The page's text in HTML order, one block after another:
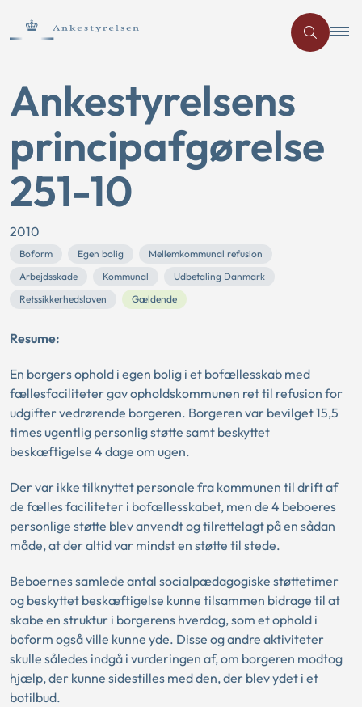
Ankestyrelsens
principafgørelse
251-10
2010
Boform Egen bolig
Mellemkommunal refusion
Arbejdsskade
Kommunal
Udbetaling Danmark
Retssikkerhedsloven
Gældende
Resume:
En borgers ophold i egen bolig i et bofællesskab med
fællesfaciliteter gav opholdskommunen ret til refusion for
udgifter vedrørende borgeren. Borgeren var bevilget 15,5
times ugentlig personlig støtte samt beskyttet
beskæftigelse 4 dage om ugen.
Der var ikke tilknyttet personale fra kommunen til drift af
de fælles faciliteter i bofællesskabet, men de 4 beboeres
personlige støtte blev anvendt og tilrettelagt på en sådan
måde, at der altid var mindst en støtte til stede.
Beboernes samlede antal socialpædagogiske støttetimer
og beskyttet beskæftigelse kunne tilsammen bidrage til at
skabe en struktur i borgerens hverdag, som et ophold i
boform også ville kunne yde. Disse og andre aktiviteter
skulle således indgå i vurderingen af, om borgeren modtog
hjælp, der kunne sidestilles med den, der blev ydet i et
botilbud.